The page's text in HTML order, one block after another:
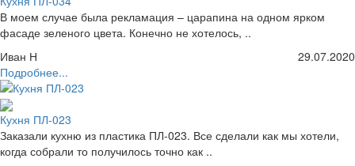
В моем случае была рекламация – царапина на одном ярком
фасаде зеленого цвета. Конечно не хотелось, ..
Иван Н
29.07.2020
Подробнее...
Кухня ПЛ-023
Заказали кухню из пластика ПЛ-023. Все сделали как мы хотели,
когда собрали то получилось точно как ..